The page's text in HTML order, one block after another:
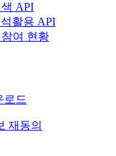
API
활용 API
여 현황
로드
재동의